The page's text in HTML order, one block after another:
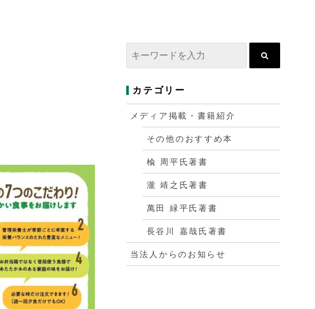
カテゴリー
メディア掲載・書籍紹介
その他のおすすめ本
楡 周平氏著書
瀧 靖之氏著書
萬田 緑平氏著書
長谷川 嘉哉氏著書
当法人からのお知らせ